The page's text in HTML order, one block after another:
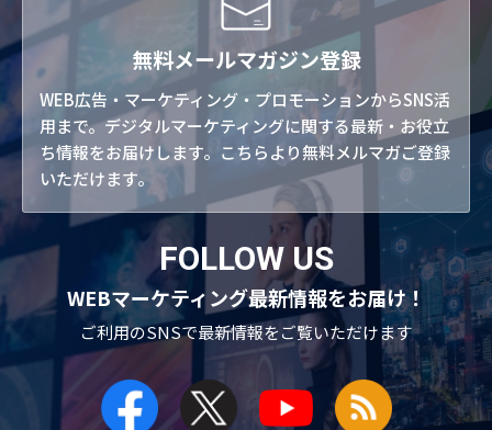
無料メールマガジン登録
WEB広告・マーケティング・プロモーションからSNS活
用まで。デジタルマーケティングに関する最新・お役立
ち情報をお届けします。こちらより無料メルマガご登録
いただけます。
FOLLOW US
WEBマーケティング最新情報をお届け！
ご利用のSNSで最新情報をご覧いただけます